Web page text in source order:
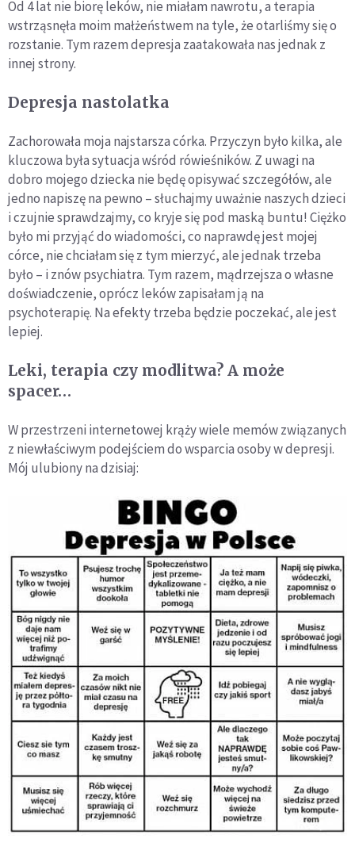
Od 4 lat nie biorę leków, nie miałam nawrotu, a terapia
wstrząsnęła moim małżeństwem na tyle, że otarliśmy się o
rozstanie. Tym razem depresja zaatakowała nas jednak z
innej strony.
Depresja nastolatka
Zachorowała moja najstarsza córka. Przyczyn było kilka, ale
kluczowa była sytuacja wśród rówieśników. Z uwagi na
dobro mojego dziecka nie będę opisywać szczegółów, ale
jedno napiszę na pewno – słuchajmy uważnie naszych dzieci
i czujnie sprawdzajmy, co kryje się pod maską buntu! Ciężko
było mi przyjąć do wiadomości, co naprawdę jest mojej
córce, nie chciałam się z tym mierzyć, ale jednak trzeba
było – i znów psychiatra. Tym razem, mądrzejsza o własne
doświadczenie, oprócz leków zapisałam ją na
psychoterapię. Na efekty trzeba będzie poczekać, ale jest
lepiej.
Leki, terapia czy modlitwa? A może
spacer…
W przestrzeni internetowej krąży wiele memów związanych
z niewłaściwym podejściem do wsparcia osoby w depresji.
Mój ulubiony na dzisiaj: